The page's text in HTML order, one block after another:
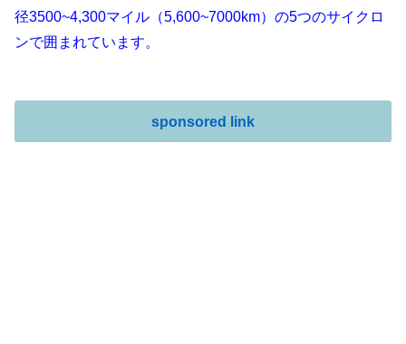
径3500~4,300マイル（5,600~7000km）の5つのサイクロ
ンで囲まれています。
sponsored link